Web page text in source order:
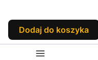
Facebook
Instagram
Dodaj do koszyka